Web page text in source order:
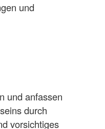
und
und anfassen
durch
vorsichtiges